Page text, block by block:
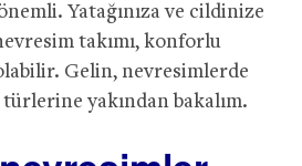
Yatağınıza ve cildinize
takımı, konforlu
Gelin, nevresimlerde
yakından bakalım.